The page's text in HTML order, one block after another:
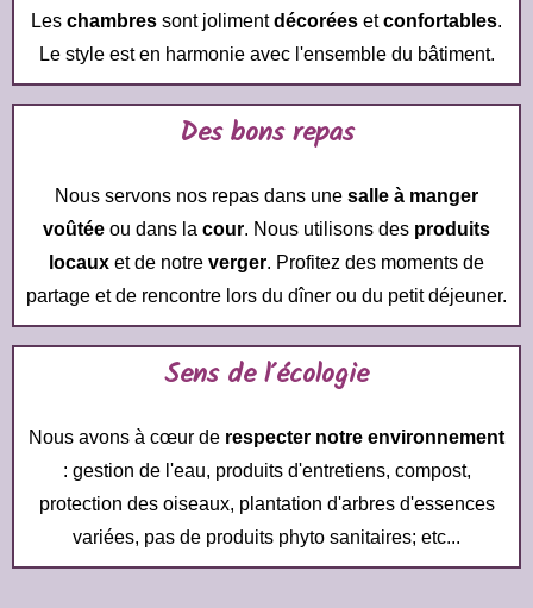
Les chambres sont jolimentdécorées etconfortables.
Le style est en harmonie avec l'ensemble du bâtiment.
Des bons repas
Nous servons nos repas dans une salle à manger
voûtée ou dans la cour. Nous utilisons des produits
locaux et de notre verger. Profitez des moments de
partage et de rencontre lors du dîner ou du petit déjeuner.
Sens de l'écologie
Nous avons à cœur de respecter notre environnement
: gestion de l'eau, produits d'entretiens, compost,
protection des oiseaux, plantation d'arbres d'essences
variées, pas de produits phyto sanitaires; etc...